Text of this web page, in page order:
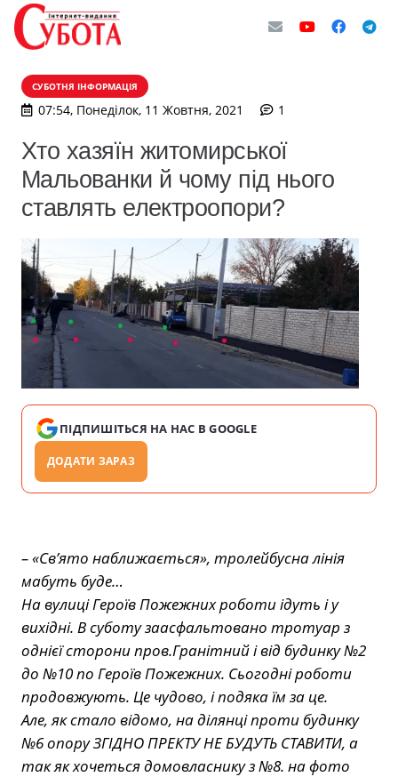
СУБОТНЯ ІНФОРМАЦІЯ
07:54, Понеділок, 11 Жовтня, 2021 1
Хто хазяїн житомирської
Мальованки й чому під нього
ставлять електроопори?
ПІДПИШІТЬСЯ НА НАС В GOOGLE
ДОДАТИ ЗАРАЗ
– «Св’ято наближається», тролейбусна лінія
мабуть буде…
На вулиці Героїв Пожежних роботи ідуть і у
вихідні. В суботу заасфальтовано тротуар з
однієї сторони пров.Гранітний і від будинку №2
до №10 по Героїв Пожежних. Сьогодні роботи
продовжують. Це чудово, і подяка їм за це.
Але, як стало відомо, на ділянці проти будинку
№6 опору ЗГІДНО ПРЕКТУ НЕ БУДУТЬ СТАВИТИ, а
так як хочеться домовласнику з №8. на фото